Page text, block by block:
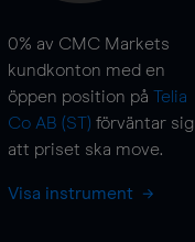
0% av CMC Markets
kundkonton med en
öppen position på Telia
Co AB (ST) förväntar sig
att priset ska move.
Visa instrument